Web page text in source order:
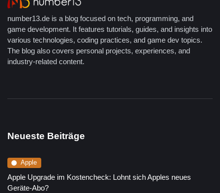
number13.de is a blog focused on tech, programming, and
game development. It features tutorials, guides, and insights into
various technologies, coding practices, and game dev topics.
The blog also covers personal projects, experiences, and
industry-related content.
Neueste Beiträge
Apple
Apple Upgrade im Kostencheck: Lohnt sich Apples neues
Geräte-Abo?